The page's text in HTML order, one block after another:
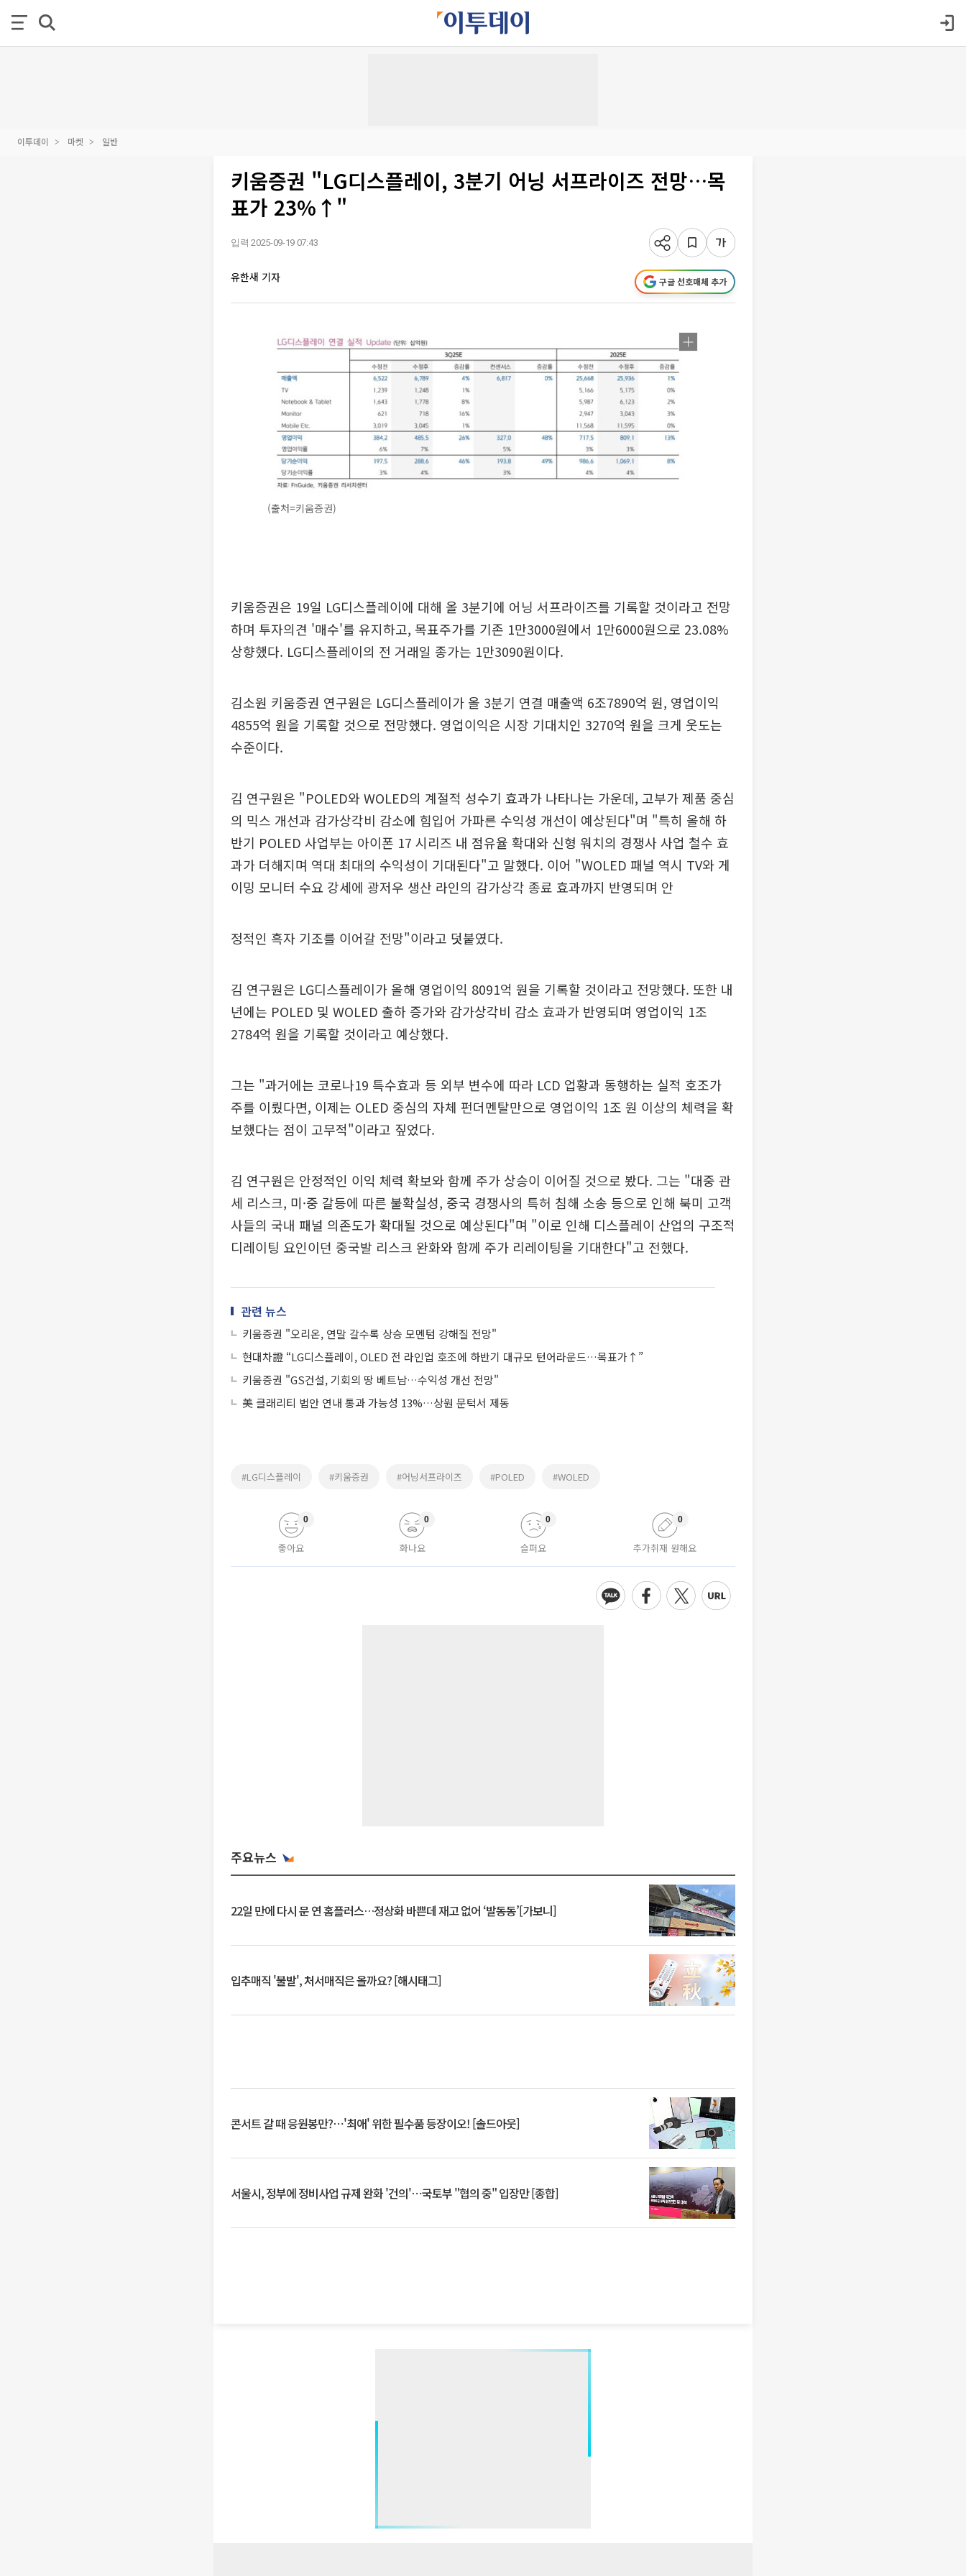
이투데이 마켓 일반
키움증권 "LG디스플레이, 3분기 어닝 서프라이즈 전망…목
표가 23%↑"
입력 2025-09-19 07:43
유한새 기자 구글 선호매체 추가
(출처=키움증권)
키움증권은 19일 LG디스플레이에 대해 올 3분기에 어닝 서프라이즈를 기록할 것이라고 전망
하며 투자의견 '매수'를 유지하고, 목표주가를 기존 1만3000원에서 1만6000원으로 23.08%
상향했다. LG디스플레이의 전 거래일 종가는 1만3090원이다.
김소원 키움증권 연구원은 LG디스플레이가 올 3분기 연결 매출액 6조7890억 원, 영업이익
4855억 원을 기록할 것으로 전망했다. 영업이익은 시장 기대치인 3270억 원을 크게 웃도는
수준이다.
김 연구원은 "POLED와 WOLED의 계절적 성수기 효과가 나타나는 가운데, 고부가 제품 중심
의 믹스 개선과 감가상각비 감소에 힘입어 가파른 수익성 개선이 예상된다"며 "특히 올해 하
반기 POLED 사업부는 아이폰 17 시리즈 내 점유율 확대와 신형 워치의 경쟁사 사업 철수 효
과가 더해지며 역대 최대의 수익성이 기대된다"고 말했다. 이어 "WOLED 패널 역시 TV와 게
이밍 모니터 수요 강세에 광저우 생산 라인의 감가상각 종료 효과까지 반영되며 안
정적인 흑자 기조를 이어갈 전망"이라고 덧붙였다.
김 연구원은 LG디스플레이가 올해 영업이익 8091억 원을 기록할 것이라고 전망했다. 또한 내
년에는 POLED 및 WOLED 출하 증가와 감가상각비 감소 효과가 반영되며 영업이익 1조
2784억 원을 기록할 것이라고 예상했다.
그는 "과거에는 코로나19 특수효과 등 외부 변수에 따라 LCD 업황과 동행하는 실적 호조가
주를 이뤘다면, 이제는 OLED 중심의 자체 펀더멘탈만으로 영업이익 1조 원 이상의 체력을 확
보했다는 점이 고무적"이라고 짚었다.
김 연구원은 안정적인 이익 체력 확보와 함께 주가 상승이 이어질 것으로 봤다. 그는 "대중 관
세 리스크, 미·중 갈등에 따른 불확실성, 중국 경쟁사의 특허 침해 소송 등으로 인해 북미 고객
사들의 국내 패널 의존도가 확대될 것으로 예상된다"며 "이로 인해 디스플레이 산업의 구조적
디레이팅 요인이던 중국발 리스크 완화와 함께 주가 리레이팅을 기대한다"고 전했다.
관련 뉴스
키움증권 "오리온, 연말 갈수록 상승 모멘텀 강해질 전망"
현대차證 “LG디스플레이, OLED 전 라인업 호조에 하반기 대규모 턴어라운드…목표가↑”
키움증권 "GS건설, 기회의 땅 베트남…수익성 개선 전망"
美 클래리티 법안 연내 통과 가능성 13%…상원 문턱서 제동
#LG디스플레이 #키움증권 #어닝서프라이즈 #POLED #WOLED
좋아요
0
화나요
0
슬퍼요
0
추가취재 원해요
0
주요뉴스
22일 만에 다시 문 연 홈플러스…정상화 바쁜데 재고 없어 ‘발동동’[가보니]
입추매직 '불발', 처서매직은 올까요? [해시태그]
콘서트 갈 때 응원봉만?⋯'최애' 위한 필수품 등장이오! [솔드아웃]
서울시, 정부에 정비사업 규제 완화 '건의'⋯국토부 "협의 중" 입장만 [종합]